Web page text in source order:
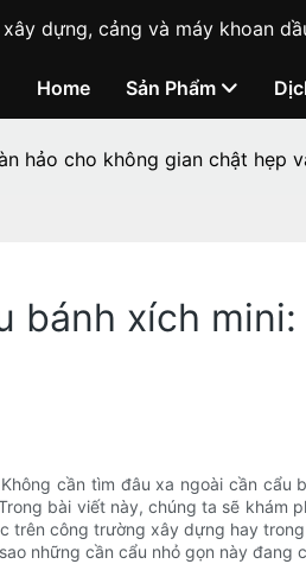
dựng, cảng và máy khoan
Home Sản Phẩm
hảo cho không gian chật hẹp
bánh xích
cần tìm đâu xa ngoài cần
bài viết này, chúng ta sẽ
trên công trường xây dựng hay
những cần cẩu nhỏ gọn này đang